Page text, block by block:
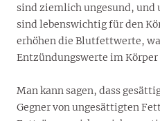
sind ziemlich ungesund, und
sind lebenswichtig für den
erhöhen die Blutfettwerte,
Entzündungswerte im Körper
Man kann sagen, dass
Gegner von ungesättigten